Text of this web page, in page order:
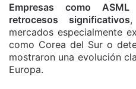
Empresas como
retrocesos significativos,
mercados especialmente
como Corea del Sur o
mostraron una evolución
Europa.